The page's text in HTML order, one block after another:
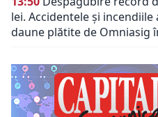
lei. Accidentele și
daune plătite de Omniasig